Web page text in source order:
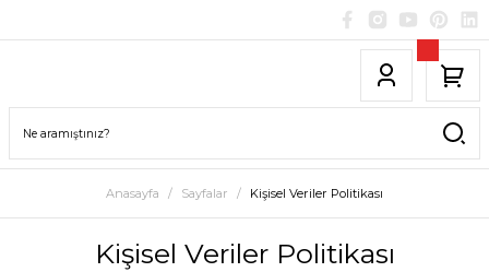
Anasayfa Sayfalar Kişisel Veriler Politikası
Kişisel Veriler Politikası